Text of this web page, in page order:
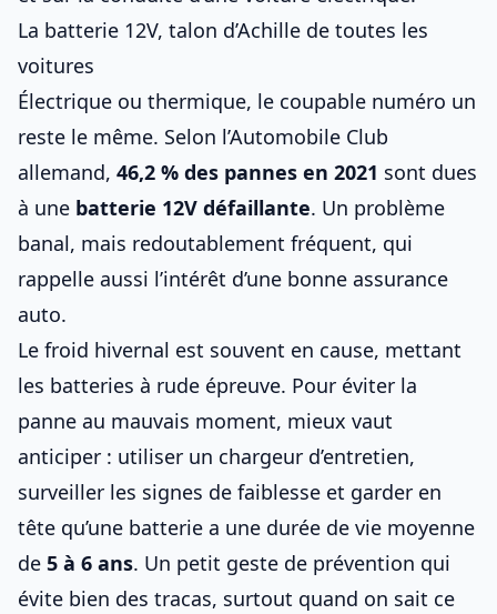
La batterie 12V, talon d’Achille de toutes les
voitures
Électrique ou thermique, le coupable numéro un
reste le même. Selon l’Automobile Club
allemand, 46,2 % des pannes en 2021 sont dues
à une batterie 12V défaillante. Un problème
banal, mais redoutablement fréquent, qui
rappelle aussi l’intérêt d’une bonne assurance
auto.
Le froid hivernal est souvent en cause, mettant
les batteries à rude épreuve. Pour éviter la
panne au mauvais moment, mieux vaut
anticiper : utiliser un chargeur d’entretien,
surveiller les signes de faiblesse et garder en
tête qu’une batterie a une durée de vie moyenne
de 5 à 6 ans. Un petit geste de prévention qui
évite bien des tracas, surtout quand on sait ce